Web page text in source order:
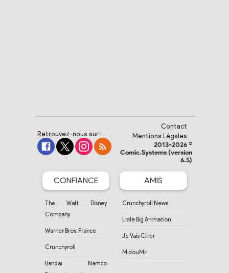
Retrouvez-nous sur :
Contact
Mentions Légales
2013-2026 ©
Comic.Systems (version
6.5)
CONFIANCE
The Walt Disney
Company
Warner Bros. France
Crunchyroll
Bandai Namco
AMIS
Crunchyroll News
Little Big Animation
Je Vais Ciner
MidouMir